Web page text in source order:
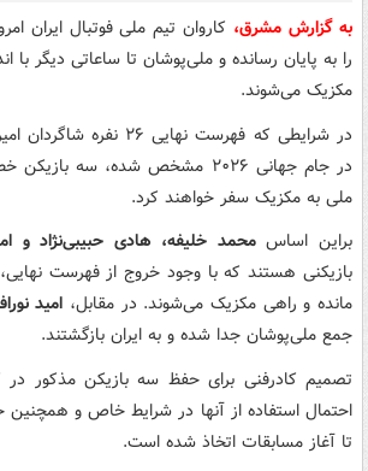
به گزارش مشرق، کاروان تیم ملی فوتبال ایران
را به پایان رسانده و ملی‌پوشان تا ساعاتی دیگر با
مکزیک می‌شوند.
در شرایطی که فهرست نهایی
در جام جهانی ۲۰۲۶ مشخص شده، سه
ملی به مکزیک سفر خواهند کرد.
براین اساسمحمد خلیفه، هادی حبیبی‌نژاد و
بازیکنی هستند که با وجود خروج از فهرست
مانده و راهی مکزیک می‌شوند. در مقابل، امید
جمع ملی‌پوشان جدا شده و به ایران بازگشتند.
تصمیم کادرفنی برای حفظ سه بازیکن مذکور در
احتمال استفاده از آنها در شرایط خاص و همچنین
تا آغاز مسابقات اتخاذ شده است.